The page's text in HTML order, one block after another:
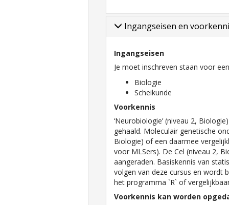
Ingangseisen en
Ingangseisen
Je moet inschreven staan voor
Biologie
Scheikunde
Voorkennis
‘Neurobiologie’ (niveau 2,
gehaald. Moleculair genetische
Biologie) of een daarmee
voor MLSers). De Cel (niveau 2,
aangeraden. Basiskennis van
volgen van deze cursus en wordt
het programma `R` of
Voorkennis kan worden